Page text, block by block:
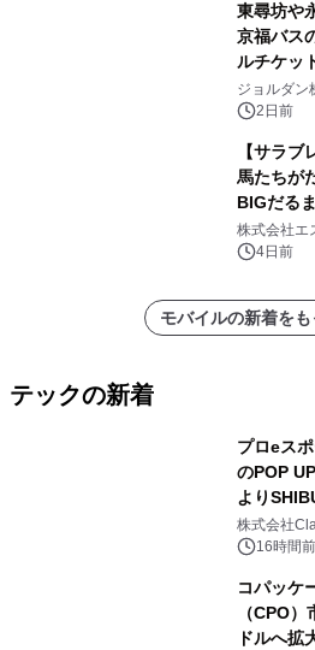
東尋坊や
京福バス
ルチケッ
ジョルダン
2日前
【サラ
馬たちが
BIGだる
注販売開
株式会社エ
4日前
モバイルの新着を
テックの新着
プロeス
のPOP
より
開催決定
株式会社
16時間前
コパッケ
（CPO
ドルへ拡